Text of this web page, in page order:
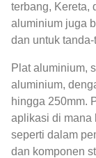
terbang, Kereta,
aluminium juga
dan untuk
Plat aluminium,
aluminium,
hingga 250mm.
aplikasi di mana
seperti dalam
dan komponen